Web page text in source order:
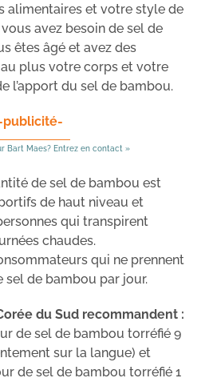
alimentaires et votre style de
avez besoin de sel de
êtes âgé et avez des
plus votre corps et votre
l’apport du sel de bambou.
publicité-
Bart Maes? Entrez en contact »
de sel de bambou est
de haut niveau et
qui transpirent
chaudes.
qui ne prennent
sel de bambou par jour.
du Sud recommandent :
de sel de bambou torréfié 9
sur la langue) et
de sel de bambou torréfié 1